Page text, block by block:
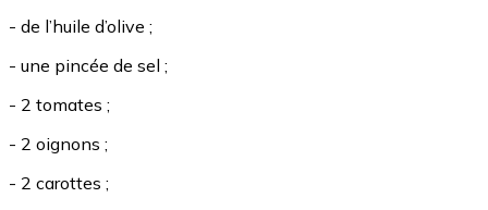
- de l’huile d’olive ;
- une pincée de sel ;
- 2 tomates ;
- 2 oignons ;
- 2 carottes ;